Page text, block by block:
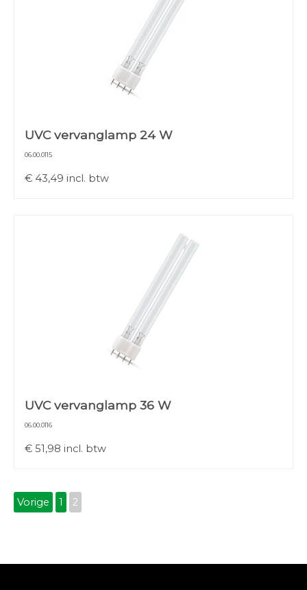
UVC vervanglamp 24 W
06.00.0115
€ 43,49 incl. btw
UVC vervanglamp 36 W
06.00.0116
€ 51,98 incl. btw
Vorige 1 2